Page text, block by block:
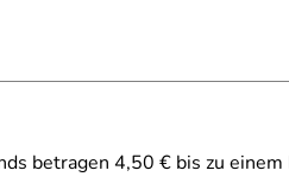
betragen 4,50 € bis zu